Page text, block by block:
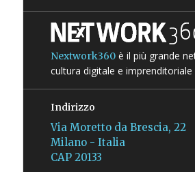
Nextwork360è il più grande
cultura digitale e
Indirizzo
Via Moretto da Brescia, 22
Milano - Italia
CAP 20133